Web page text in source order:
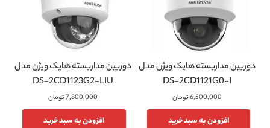
دوربین مداربسته هایک ویژن مدل
DS-2CD1121G0-I
6,500,000تومان
افزودن به سبد خرید
دوربین مداربسته هایک ویژن مدل
DS-2CD1123G2-LIU
7,800,000تومان
افزودن به سبد خرید